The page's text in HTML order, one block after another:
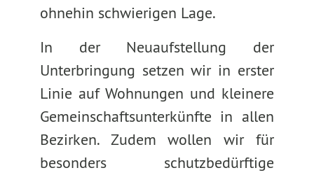
ohnehin schwierigen Lage.
In der Neuaufstellung der
Unterbringung setzen wir in erster
Linie auf Wohnungen und kleinere
Gemeinschaftsunterkünfte in allen
Bezirken. Zudem wollen wir für
besonders schutzbedürftige